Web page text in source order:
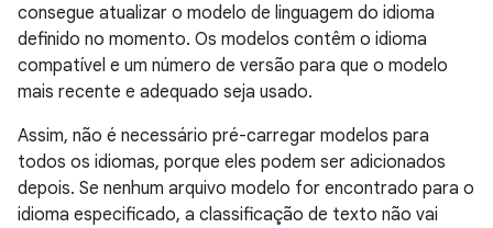
consegue atualizar o modelo de linguagem do idioma
definido no momento. Os modelos contêm o idioma
compatível e um número de versão para que o modelo
mais recente e adequado seja usado.
Assim, não é necessário pré-carregar modelos para
todos os idiomas, porque eles podem ser adicionados
depois. Se nenhum arquivo modelo for encontrado para o
idioma especificado, a classificação de texto não vai